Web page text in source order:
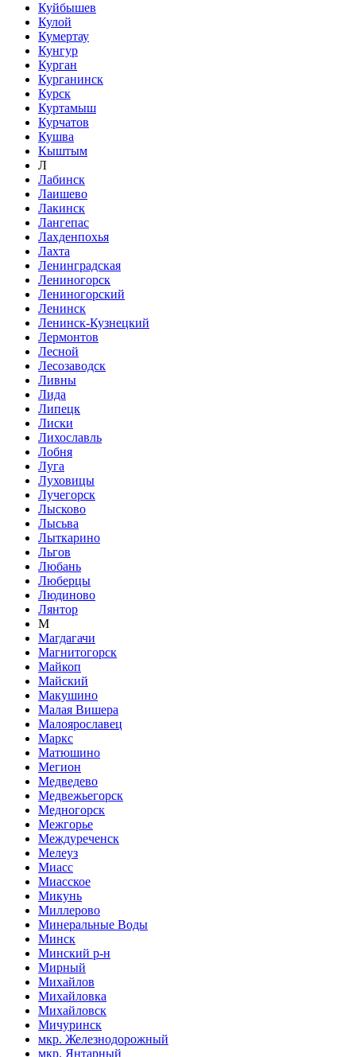
Куйбышев
Кулой
Кумертау
Кунгур
Курган
Курганинск
Курск
Куртамыш
Курчатов
Кушва
Кыштым
Л
Лабинск
Лаишево
Лакинск
Лангепас
Лахденпохья
Лахта
Ленинградская
Лениногорск
Лениногорский
Ленинск
Ленинск-Кузнецкий
Лермонтов
Лесной
Лесозаводск
Ливны
Лида
Липецк
Лиски
Лихославль
Лобня
Луга
Луховицы
Лучегорск
Лысково
Лысьва
Лыткарино
Льгов
Любань
Люберцы
Людиново
Лянтор
М
Магдагачи
Магнитогорск
Майкоп
Майский
Макушино
Малая Вишера
Малоярославец
Маркс
Матюшино
Мегион
Медведево
Медвежьегорск
Медногорск
Межгорье
Междуреченск
Мелеуз
Миасс
Миасское
Микунь
Миллерово
Минеральные Воды
Минск
Минский р-н
Мирный
Михайлов
Михайловка
Михайловск
Мичуринск
мкр. Железнодорожный
мкр. Янтарный